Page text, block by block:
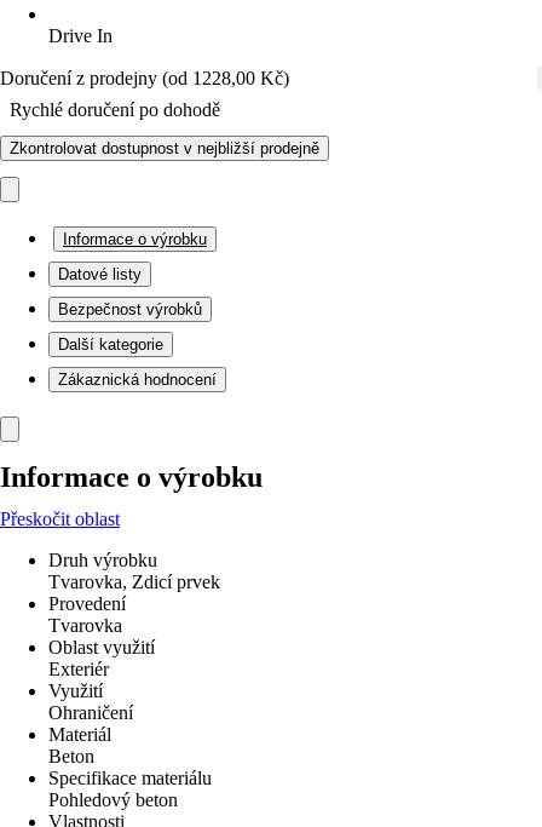
Drive In
Doručení z prodejny (od 1228,00 Kč)
Rychlé doručení po dohodě
Zkontrolovat dostupnost v nejbližší prodejně
Informace o výrobku
Datové listy
Bezpečnost výrobků
Další kategorie
Zákaznická hodnocení
Informace o výrobku
Přeskočit oblast
Druh výrobku
Tvarovka, Zdicí prvek
Provedení
Tvarovka
Oblast využití
Exteriér
Využití
Ohraničení
Materiál
Beton
Specifikace materiálu
Pohledový beton
Vlastnosti